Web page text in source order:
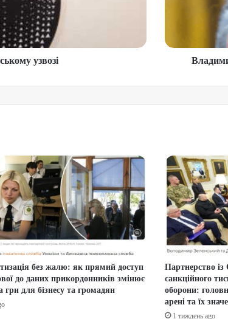
узвозі
без жалю: як прямий доступ
до даних прикордонників змінює
гри для бізнесу та громадян
Партнерство
санкційного
оборони:
арені та їх
1 тиждень ago